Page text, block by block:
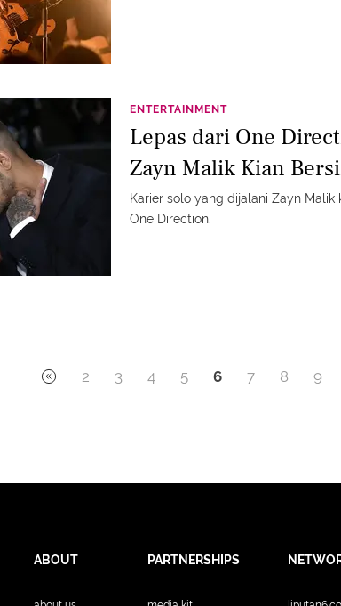
ENTERTAINMENT
Lepas dari One
Zayn Malik Kian
Karier solo yang dijalani Zayn
One Direction.
2 3 4 5 6 7 8 9
ABOUT PARTNERSHIPS